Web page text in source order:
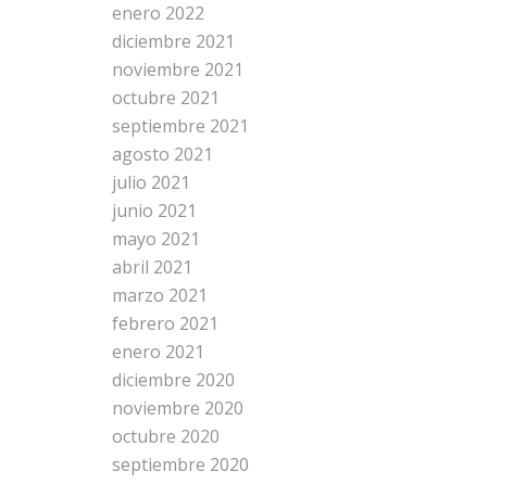
enero 2022
diciembre 2021
noviembre 2021
octubre 2021
septiembre 2021
agosto 2021
julio 2021
junio 2021
mayo 2021
abril 2021
marzo 2021
febrero 2021
enero 2021
diciembre 2020
noviembre 2020
octubre 2020
septiembre 2020